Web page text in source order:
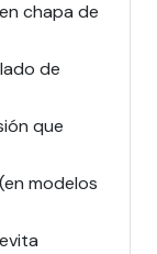
chapa de
de
que
modelos